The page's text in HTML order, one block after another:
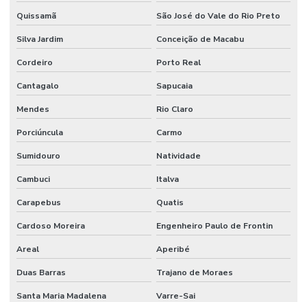
Mezanino metálico externo
Mezanino metálico galpao
Mezanino metálico industrial
Mezanino metálico residencial
Mezanino com revestimento em placa wall
Mezaninos metálicos
Montadora industrial
Montagem de andaime industrial
Montagem elétrica industrial
Montagem de eletroduto industrial
Quissamã São José do Vale do Rio Preto
Silva Jardim Conceição de Macabu
Cordeiro Porto Real
Cantagalo Sapucaia
Mendes Rio Claro
Porciúncula Carmo
Sumidouro Natividade
Cambuci Italva
Carapebus Quatis
Cardoso Moreira Engenheiro Paulo de Frontin
Areal Aperibé
Duas Barras Trajano de Moraes
Santa Maria Madalena Varre-Sai